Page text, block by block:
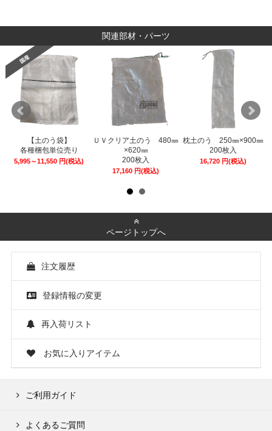
関連部材・パーツ
【土のう袋】
各種梱包単位売り
5,995～11,550 円(税込)
ＵＶクリア土のう 480㎜
×620㎜
200枚入
17,160 円(税込)
枕土のう 250㎜×900㎜
200枚入
16,720円(税込)
ページトップへ
注文履歴
登録情報の変更
再入荷リスト
お気に入りアイテム
ご利用ガイド
よくあるご質問